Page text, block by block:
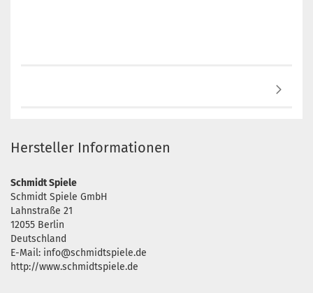
Hersteller Informationen
Schmidt Spiele
Schmidt Spiele GmbH
Lahnstraße 21
12055 Berlin
Deutschland
E-Mail: info@schmidtspiele.de
http://www.schmidtspiele.de